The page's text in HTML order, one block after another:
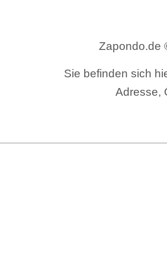
Zapondo.de
Sie befinden sich
Adresse,